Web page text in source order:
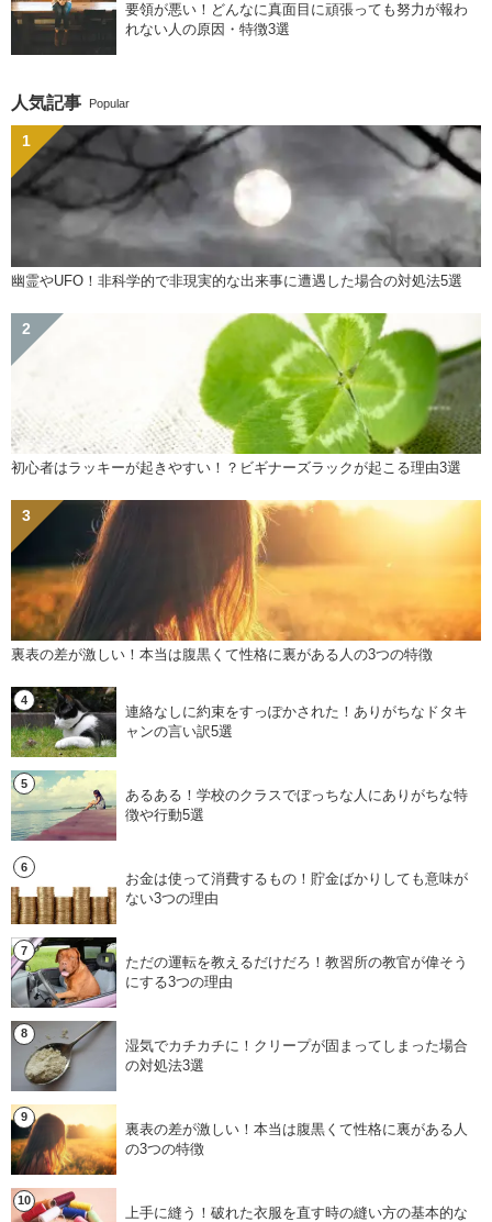
要領が悪い！どんなに真面目に頑張っても努力が報わ
れない人の原因・特徴3選
人気記事 Popular
幽霊やUFO！非科学的で非現実的な出来事に遭遇した場合の対処法5選
初心者はラッキーが起きやすい！？ビギナーズラックが起こる理由3選
裏表の差が激しい！本当は腹黒くて性格に裏がある人の3つの特徴
連絡なしに約束をすっぽかされた！ありがちなドタキ
ャンの言い訳5選
あるある！学校のクラスでぼっちな人にありがちな特
徴や行動5選
お金は使って消費するもの！貯金ばかりしても意味が
ない3つの理由
ただの運転を教えるだけだろ！教習所の教官が偉そう
にする3つの理由
湿気でカチカチに！クリープが固まってしまった場合
の対処法3選
裏表の差が激しい！本当は腹黒くて性格に裏がある人
の3つの特徴
上手に縫う！破れた衣服を直す時の縫い方の基本的な